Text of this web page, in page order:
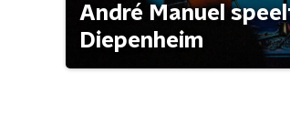
André Manuel
Diepenheim